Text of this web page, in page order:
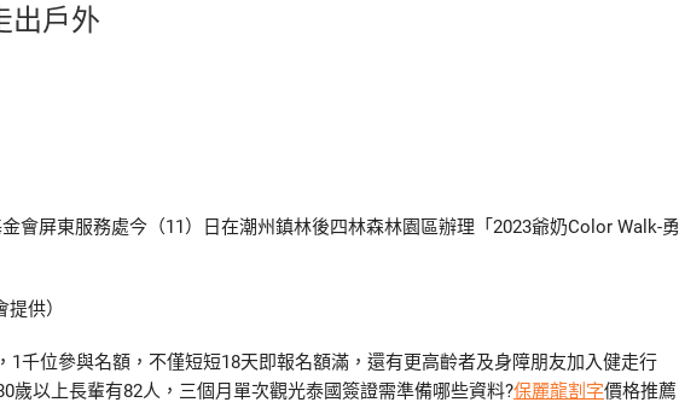
出戶外
會屏東服務處今（11）日在潮州鎮林後四林森林園區辦理「2023爺奶Color Walk-勇
供）
千位參與名額，不僅短短18天即報名額滿，還有更高齡者及身障朋友加入健走行
歲以上長輩有82人，三個月單次觀光泰國簽證需準備哪些資料?保麗龍割字價格推薦